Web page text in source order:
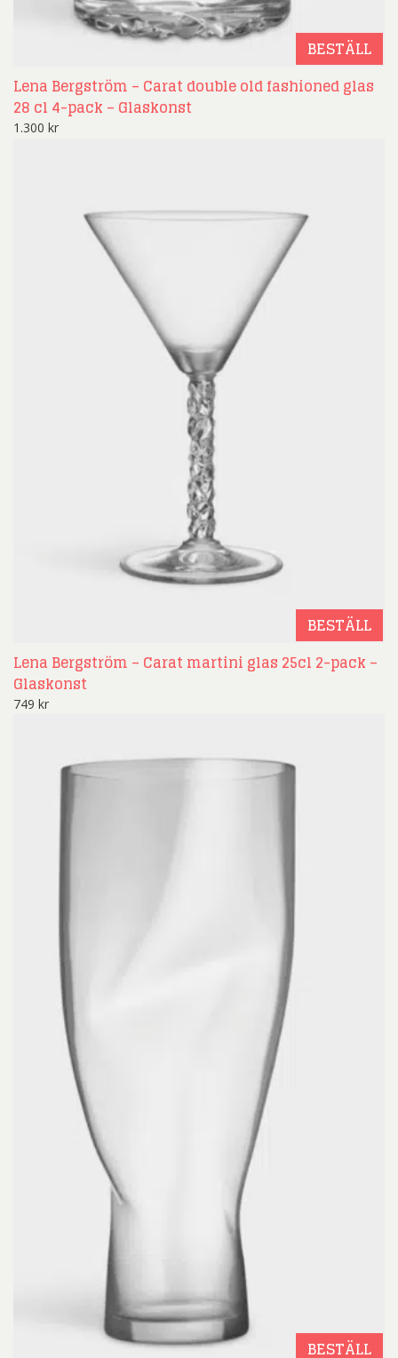
BESTÄLL
Lena Bergström – Carat double old fashioned glas
28 cl 4-pack – Glaskonst
1.300 kr
BESTÄLL
Lena Bergström – Carat martini glas 25cl 2-pack –
Glaskonst
749 kr
BESTÄLL